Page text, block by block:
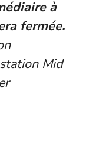
à
fermée.
Mid